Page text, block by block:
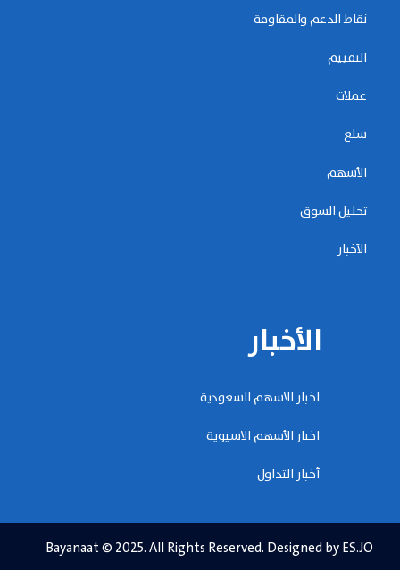
نقاط الدعم والمقاومة
التقييم
عملات
سلع
الأسهم
تحليل السوق
الأخبار
الأخبار
اخبار الاسهم السعودية
اخبار الأسهم الاسيوية
أخبار التداول
Bayanaat © 2025. All Rights Reserved. Designed by ES.JO